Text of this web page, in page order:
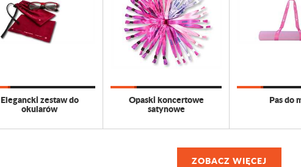
Elegancki zestaw do
okularów
Opaski koncertowe
satynowe
Pas do
ZOBACZ WIĘCEJ